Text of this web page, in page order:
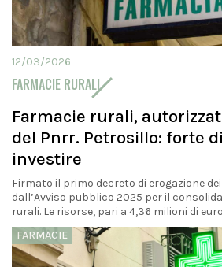
12/03/2026
FARMACIE RURALI
Farmacie rurali,
del Pnrr. Petrosillo: forte
investire
Firmato il primo decreto di erogazione
dall’Avviso pubblico 2025 per il
rurali. Le risorse, pari a 4,36 milioni di
FARMACIE